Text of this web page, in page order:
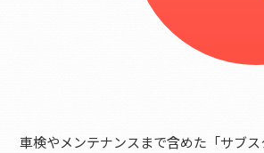
車検やメンテナンスまで含めた「サブ